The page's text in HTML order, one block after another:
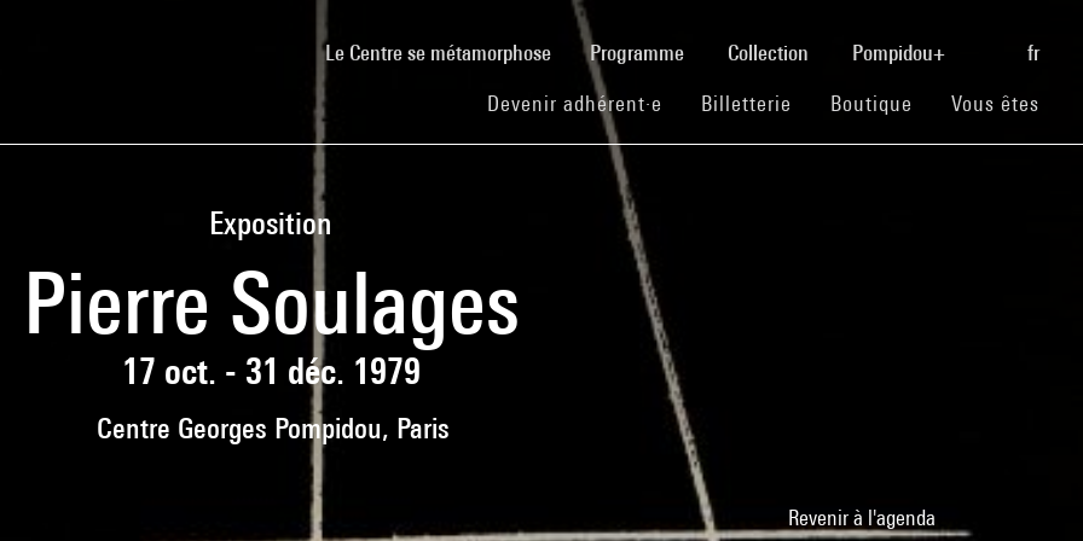
Le Centre se métamorphose(current)Programme Collection Pompidou+ fr
Devenir adhérent·e (current)
Billetterie (current)
Boutique (current)
Vous êtes
Exposition
Pierre Soulages
17 oct. - 31 déc. 1979
Centre Georges Pompidou, Paris
Revenir à l'agenda